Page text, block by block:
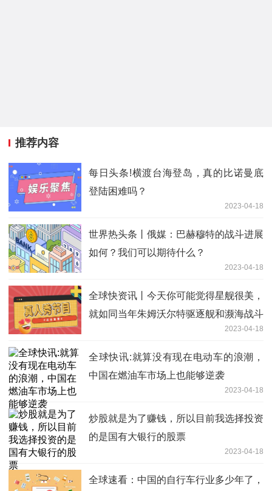
推荐内容
每日头条!横渡台海登岛，真的比诺曼底
登陆困难吗？
2023-04-18
世界热头条丨俄媒：巴赫穆特的战斗进展
如何？我们可以期待什么？
2023-04-18
全球快资讯丨今天你可能觉得星舰很美，
就如同当年朱姆沃尔特驱逐舰和濒海战斗
2023-04-18
全球快讯:就算没有现在电动车的浪潮，
中国在燃油车市场上也能够逆袭
2023-04-18
炒股就是为了赚钱，所以目前我选择投资
的是国有大银行的股票
2023-04-18
全球速看：中国的自行车行业多少年了，